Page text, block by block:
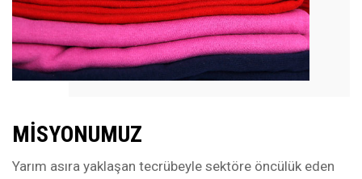
MISYONUMUZ
Yarım asıra yaklaşan tecrübeyle sektöre öncülük eden